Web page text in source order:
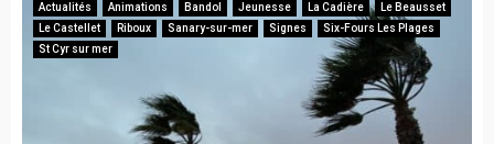
Actualités Animations Bandol Jeunesse La Cadière
Le Beausset
Le Castellet
Riboux Sanary-sur-mer Signes
Six-Fours Les Plages
St Cyr sur mer